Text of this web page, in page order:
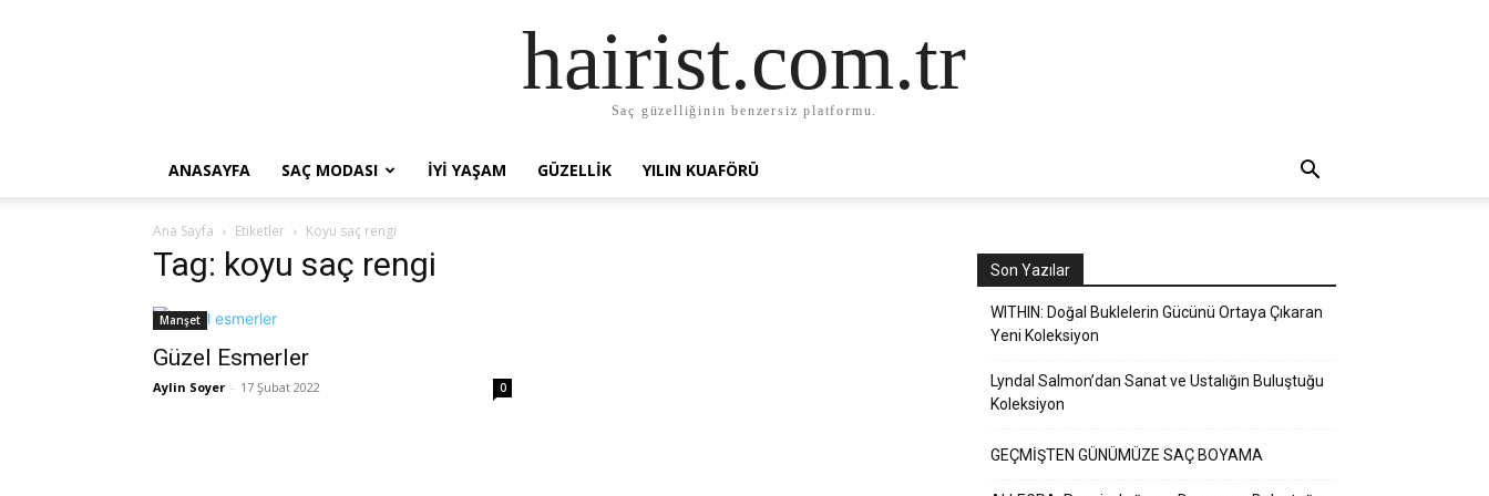
hairist.com.tr
Saç güzelliğinin benzersiz platformu.
ANASAYFA SAÇ MODASI İYI YAŞAM GÜZELLIK YILIN KUAFÖRÜ
Ana Sayfa Etiketler Koyu saç rengi
Tag: koyu saç rengi
Manşet
Güzel Esmerler
Aylin Soyer - 17 Şubat 2022 0
Son Yazılar
WITHIN: Doğal Buklelerin Gücünü Ortaya Çıkaran
Yeni Koleksiyon
Lyndal Salmon’dan Sanat ve Ustalığın Buluştuğu
Koleksiyon
GEÇMİŞTEN GÜNÜMÜZE SAÇ BOYAMA